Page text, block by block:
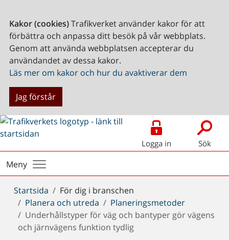
Kakor (cookies)Trafikverket använder kakor för att
förbättra och anpassa ditt besök på vår webbplats.
Genom att använda webbplatsen accepterar du
användandet av dessa kakor.
Läs mer om kakor och hur du avaktiverar dem
Jag förstår
Logga in Sök
Meny
Du
är
här:
Startsida
För dig i branschen
Planera och utreda
Planeringsmetoder
Underhållstyper för väg och bantyper gör vägens
och järnvägens funktion tydlig